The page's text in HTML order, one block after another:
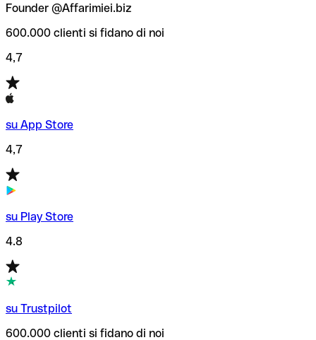
Founder @Affarimiei.biz
600.000 clienti si fidano di noi
4,7
su App Store
4,7
su Play Store
4.8
su Trustpilot
600.000 clienti si fidano di noi